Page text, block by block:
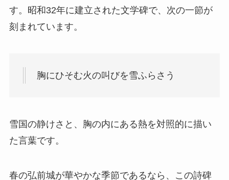
す。昭和32年に建立された文学碑で、次の一節が
刻まれています。
胸にひそむ火の叫びを雪ふらさう
雪国の静けさと、胸の内にある熱を対照的に描い
た言葉です。
春の弘前城が華やかな季節であるなら、この詩碑